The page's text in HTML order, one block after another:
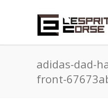
adidas-dad-
front-